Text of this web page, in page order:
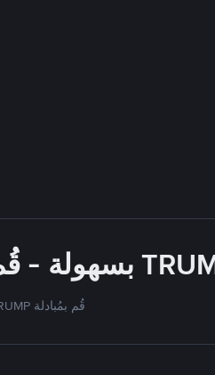
قُم بمُبادلة TRUMP على Binance P2P. اعثر على أفضل العروض أدناه لشراء وبيع